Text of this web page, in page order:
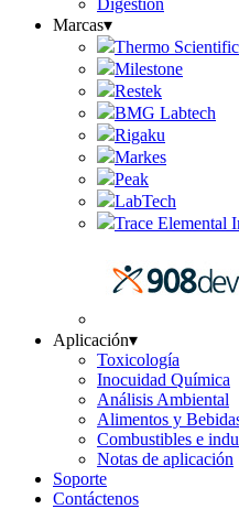
Digestión
Marcas▾
Thermo Scientific
Milestone
Restek
BMG Labtech
Rigaku
Markes
Peak
LabTech
Trace Elemental
Aplicación▾
Toxicología
Inocuidad Química
Análisis Ambiental
Alimentos y
Combustibles e
Notas de aplicación
Soporte
Contáctenos